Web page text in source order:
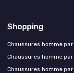
Shopping
Chaussures homme
Chaussures homme
Chaussures homme